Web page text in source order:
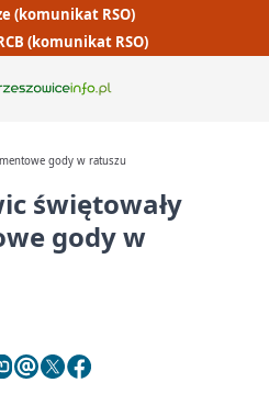
(komunikat RSO)
(komunikat RSO)
gody w ratuszu
świętowały
gody w